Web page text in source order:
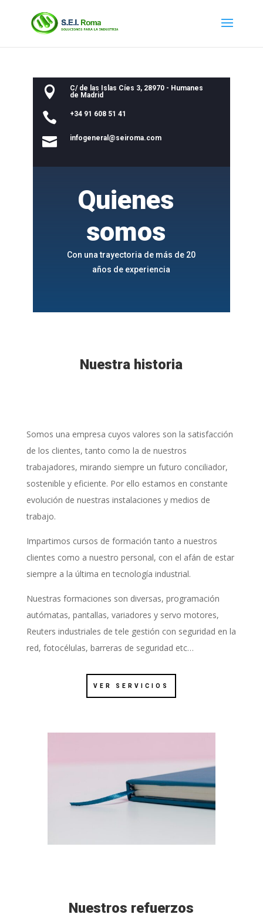

C/ de las Islas Cíes 3, 28970 - Humanes
de Madrid
 +34 91 608 51 41
 infogeneral@seiroma.com
Quienes
somos
Con una trayectoria de más de 20
años de experiencia
Nuestra historia
Somos una empresa cuyos valores son la satisfacción
de los clientes, tanto como la de nuestros
trabajadores, mirando siempre un futuro conciliador,
sostenible y eficiente. Por ello estamos en constante
evolución de nuestras instalaciones y medios de
trabajo.
Impartimos cursos de formación tanto a nuestros
clientes como a nuestro personal, con el afán de estar
siempre a la última en tecnología industrial.
Nuestras formaciones son diversas, programación
autómatas, pantallas, variadores y servo motores,
Reuters industriales de tele gestión con seguridad en la
red, fotocélulas, barreras de seguridad etc…
VER SERVICIOS
Nuestros refuerzos